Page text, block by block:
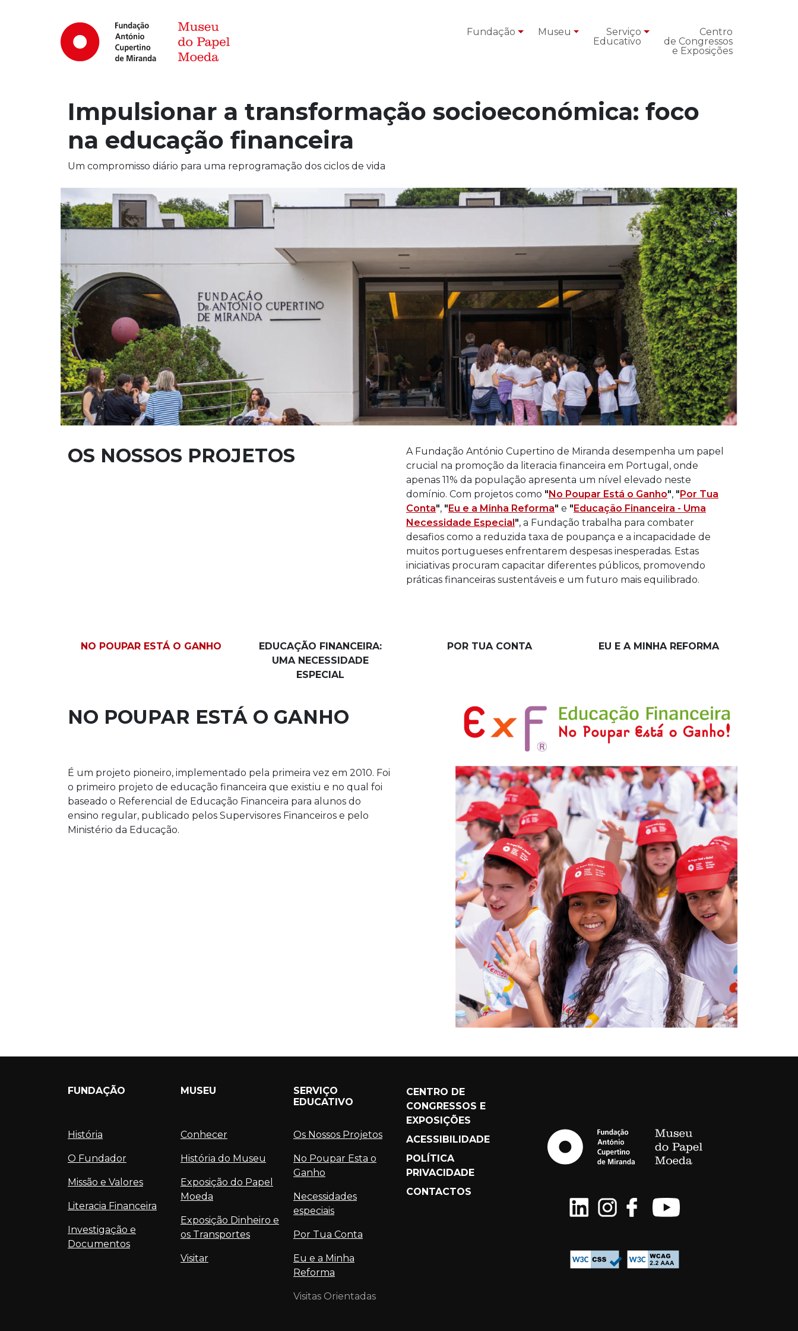
Fundação Museu
Serviço
Educativo
Centro
de Congressos
e Exposições
Impulsionar a transformação socioeconómica: foco
na educação financeira
Um compromisso diário para uma reprogramação dos ciclos de vida
OS NOSSOS PROJETOS
A Fundação António Cupertino de Miranda desempenha um papel
crucial na promoção da literacia financeira em Portugal, onde
apenas 11% da população apresenta um nível elevado neste
domínio. Com projetos como "No Poupar Está o Ganho", "Por Tua
Conta", "Eu e a Minha Reforma" e "Educação Financeira - Uma
Necessidade Especial", a Fundação trabalha para combater
desafios como a reduzida taxa de poupança e a incapacidade de
muitos portugueses enfrentarem despesas inesperadas. Estas
iniciativas procuram capacitar diferentes públicos, promovendo
práticas financeiras sustentáveis e um futuro mais equilibrado.
NO POUPAR ESTÁ O GANHO
EDUCAÇÃO FINANCEIRA:
UMA NECESSIDADE
ESPECIAL
POR TUA CONTA EU E A MINHA REFORMA
NO POUPAR ESTÁ O GANHO
É um projeto pioneiro, implementado pela primeira vez em 2010. Foi
o primeiro projeto de educação financeira que existiu e no qual foi
baseado o Referencial de Educação Financeira para alunos do
ensino regular, publicado pelos Supervisores Financeiros e pelo
Ministério da Educação.
FUNDAÇÃO
História
O Fundador
Missão e Valores
Literacia Financeira
Investigação e
Documentos
MUSEU
Conhecer
História do Museu
Exposição do Papel
Moeda
Exposição Dinheiro e
os Transportes
Visitar
SERVIÇO
EDUCATIVO
Os Nossos Projetos
No Poupar Esta o
Ganho
Necessidades
especiais
Por Tua Conta
Eu e a Minha
Reforma
Visitas Orientadas
CENTRO DE
CONGRESSOS E
EXPOSIÇÕES
ACESSIBILIDADE
POLÍTICA
PRIVACIDADE
CONTACTOS